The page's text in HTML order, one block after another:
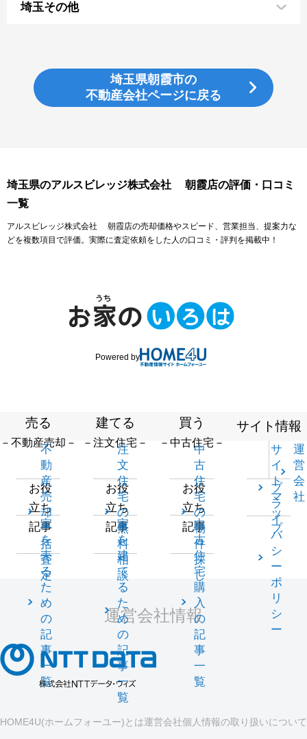
埼玉その他
埼玉県朝霞市の
不動産会社ページに戻る
埼玉県のアルスビレッジ株式会社 朝霞店の評価・口コミ
一覧
アルスビレッジ株式会社 朝霞店の売却価格やスピード、営業担当、提案力な
どを複数項目で評価。実際に査定依頼をした人の口コミ・評判を掲載中！
Powered by
売る
－不動産売却－
不
動
産
売
却
一
括
査
定
お役
立ち
記事
家
を
売
る
た
め
の
記
事
一
覧
建てる
－注文住宅－
注
文
住
宅
の
無
料
相
談
お役
立ち
記事
家
を
建
て
る
た
め
の
記
事
一
覧
買う
－中古住宅－
中
古
住
宅
の
物
件
探
し
お役
立ち
記事
中
古
住
宅
購
入
の
記
事
一
覧
サイト情報
サ
イ
ト
マ
ッ
プ
運
営
会
社
プ
ラ
イ
バ
シ
ー
ポ
リ
シ
ー
運営会社情報
HOME4U(ホームフォーユー)とは運営会社個人情報の取り扱いについて